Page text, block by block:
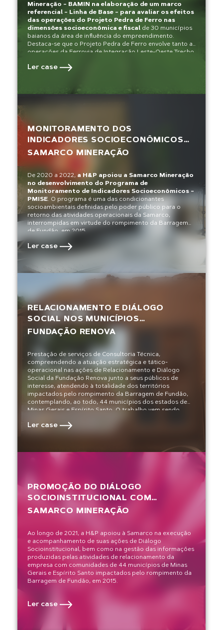
INFLUÊNCIA
Mineração – BAMIN na elaboração de um marco
referencial – Linha de Base – para avaliar os efeitos
das operações do Projeto Pedra de Ferro nas
dimensões socioeconômica e fiscal de 30 municípios
baianos da área de influência do empreendimento.
Destaca-se que o Projeto Pedra de Ferro envolve tanto as
operações da Ferrovia de Integração Leste-Oeste Trecho
do Porto Sul, localizado no município de Ilhéus – BA.
Ler case
MONITORAMENTO DOS
INDICADORES SOCIOECONÔMICOS
DOS TERRITÓRIOS DE INFLUÊNCIA DA
SAMARCO MINERAÇÃO
De 2020 a 2022, a H&P apoiou a Samarco Mineração
no desenvolvimento do Programa de
Monitoramento de Indicadores Socioeconômicos –
PMISE. O programa é uma das condicionantes
socioambientais definidas pelo poder público para o
retorno das atividades operacionais da Samarco,
interrompidas em virtude do rompimento da Barragem
de Fundão, em 2015.
Ler case
RELACIONAMENTO E DIÁLOGO
SOCIAL NOS MUNICÍPIOS
IMPACTADOS PELO ROMPIMENTO DA
FUNDAÇÃO RENOVA
Prestação de serviços de Consultoria Técnica,
compreendendo a atuação estratégica e tático-
operacional nas ações de Relacionamento e Diálogo
Social da Fundação Renova junto a seus públicos de
interesse, atendendo à totalidade dos territórios
impactados pelo rompimento da Barragem de Fundão,
contemplando, ao todo, 44 municípios dos estados de
Minas Gerais e Espírito Santo. O trabalho vem sendo
até o atual momento.
Ler case
PROMOÇÃO DO DIÁLOGO
SOCIOINSTITUCIONAL COM
COMUNIDADES IMPACTADAS POR
BARRAGENS DE REJEITOS DE
MINERAÇÃO
SAMARCO MINERAÇÃO
Ao longo de 2021, a H&P apoiou à Samarco na execução
e acompanhamento de suas ações de Diálogo
Socioinstitucional, bem como na gestão das informações
produzidas pelas atividades de relacionamento da
empresa com comunidades de 44 municípios de Minas
Gerais e Espírito Santo impactados pelo rompimento da
Barragem de Fundão, em 2015.
Ler case